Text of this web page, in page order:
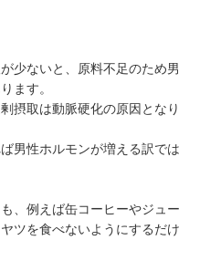
少ないと、原料不足のため男
ます。
摂取は動脈硬化の原因となり
男性ホルモンが増える訳では
、例えば缶コーヒーやジュー
ツを食べないようにするだけ